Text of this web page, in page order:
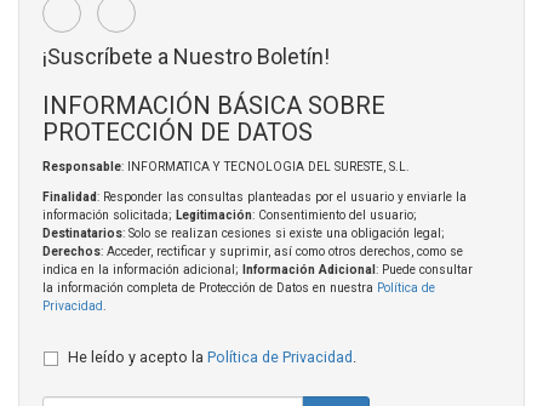
¡Suscríbete a Nuestro Boletín!
INFORMACIÓN BÁSICA SOBRE
PROTECCIÓN DE DATOS
Responsable: INFORMATICA Y TECNOLOGIA DEL SURESTE, S.L.
Finalidad: Responder las consultas planteadas por el usuario y enviarle la
información solicitada; Legitimación: Consentimiento del usuario;
Destinatarios: Solo se realizan cesiones si existe una obligación legal;
Derechos: Acceder, rectificar y suprimir, así como otros derechos, como se
indica en la información adicional;
Información Adicional : Puede consultar
la información completa de Protección de Datos en nuestra Política de
Privacidad
He leído y acepto la Política de Privacidad